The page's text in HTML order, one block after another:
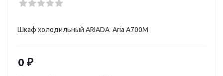
Шкаф холодильный ARIADA Aria A700M
0 ₽